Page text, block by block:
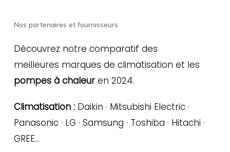
Nos partenaires et fournisseurs
Découvrez notre comparatif des
meilleures marques de climatisation et les
pompes à chaleur en 2024.
Climatisation :Daikin · Mitsubishi Electric ·
Panasonic · LG · Samsung · Toshiba · Hitachi ·
GREE…